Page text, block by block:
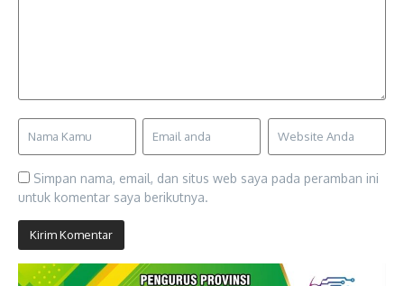
Simpan nama, email, dan situs web saya pada peramban ini
untuk komentar saya berikutnya.